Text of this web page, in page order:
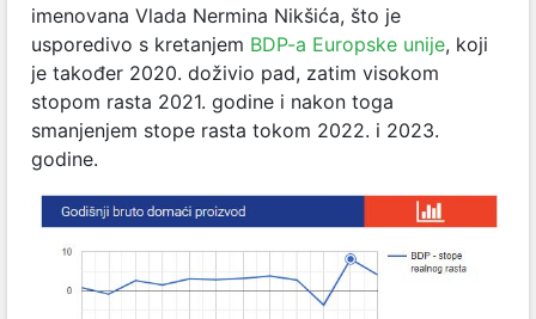
imenovana Vlada Nermina Nikšića, što je
usporedivo s kretanjem BDP-a Europske unije, koji
je također 2020. doživio pad, zatim visokom
stopom rasta 2021. godine i nakon toga
smanjenjem stope rasta tokom 2022. i 2023.
godine.